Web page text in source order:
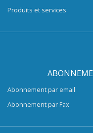
Produits et services
Abonnement par email
Abonnement par Fax